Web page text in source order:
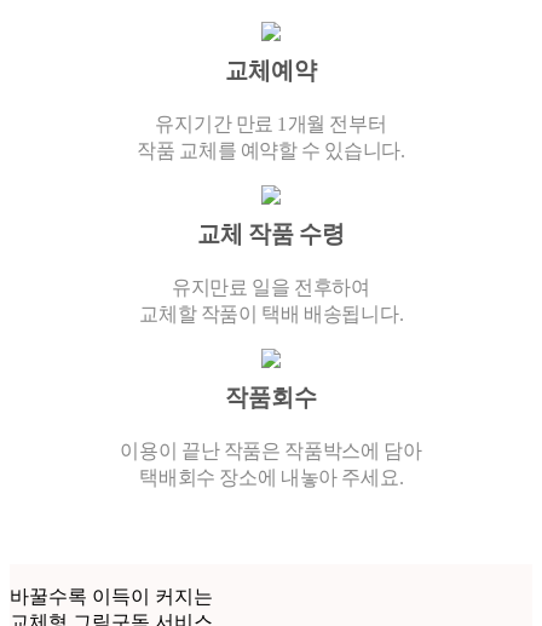
교체예약
유지기간 만료 1개월 전부터
작품 교체를 예약할 수 있습니다.
교체 작품 수령
유지만료 일을 전후하여
교체할 작품이 택배 배송됩니다.
작품회수
이용이 끝난 작품은 작품박스에 담아
택배회수 장소에 내놓아 주세요.
바꿀수록 이득이 커지는
교체형 그림구독 서비스